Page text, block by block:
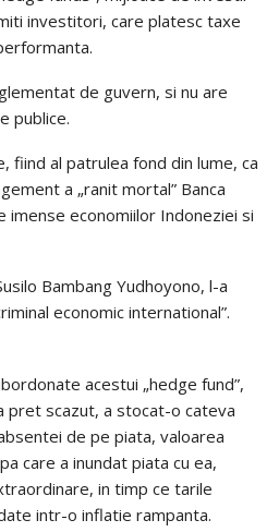
investitori, care platesc taxe
de guvern, si nu are
publice.
fiind al patrulea fond din lume, ca
a „ranit mortal” Banca
imense economiilor Indoneziei si
Bambang Yudhoyono, l-a
economic international”.
acestui „hedge fund”,
pret scazut, a stocat-o cateva
de pe piata, valoarea
care a inundat piata cu ea,
in timp ce tarile
intr-o inflatie rampanta.